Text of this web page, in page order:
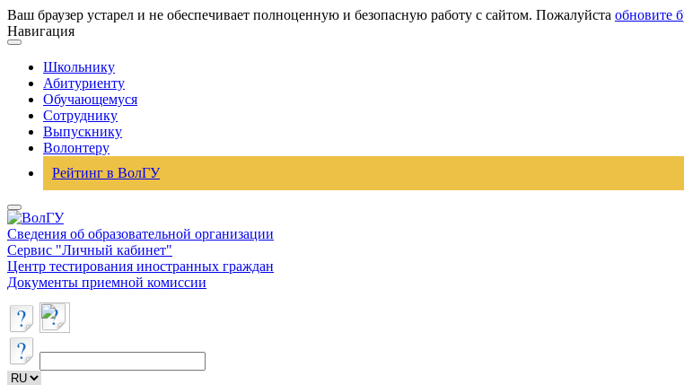
Ваш браузер устарел и не обеспечивает полноценную и безопасную работу с сайтом. Пожалуйста обновите
Навигация
Школьнику
Абитуриенту
Обучающемуся
Сотруднику
Выпускнику
Волонтеру
Рейтинг в ВолГУ
Сведения об образовательной организации
Сервис "Личный кабинет"
Центр тестирования иностранных граждан
Документы приемной комиссии